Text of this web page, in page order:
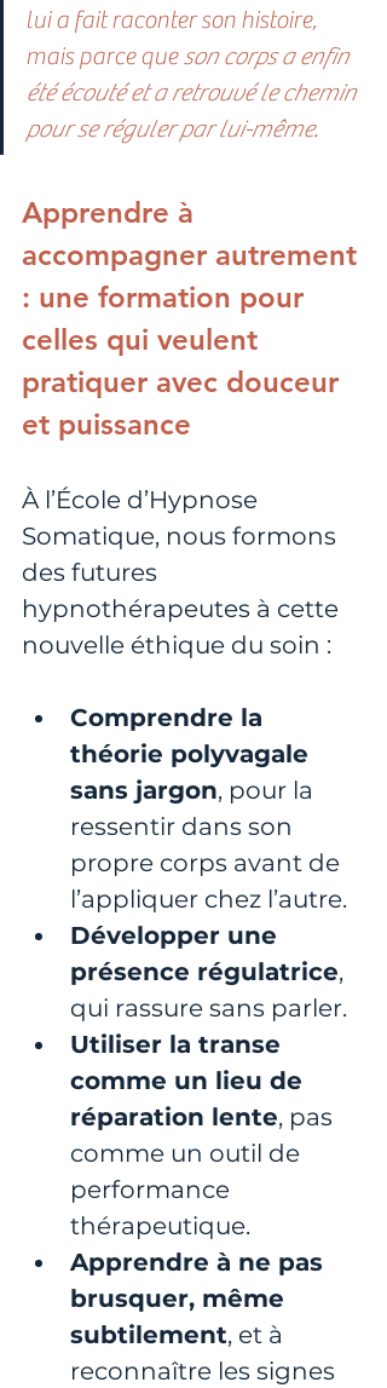
lui a fait raconter son histoire,
mais parce que son corps a enfin
été écouté et a retrouvé le chemin
pour se réguler par lui-même.
Apprendre à
accompagner autrement
: une formation pour
celles qui veulent
pratiquer avec douceur
et puissance
À l’École d’Hypnose
Somatique, nous formons
des futures
hypnothérapeutes à cette
nouvelle éthique du soin :
Comprendre la
théorie polyvagale
sans jargon, pour la
ressentir dans son
propre corps avant de
l’appliquer chez l’autre.
Développer une
présence régulatrice,
qui rassure sans parler.
Utiliser la transe
comme un lieu de
réparation lente, pas
comme un outil de
performance
thérapeutique.
Apprendre à ne pas
brusquer, même
subtilement, et à
reconnaître les signes